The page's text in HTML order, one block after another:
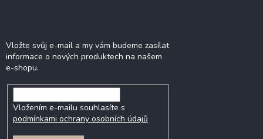
Vložte svůj e-mail a my vám budeme zasílat
informace o nových produktech na našem
e-shopu.
Vložením e-mailu souhlasíte s
podmínkami ochrany osobních údajů